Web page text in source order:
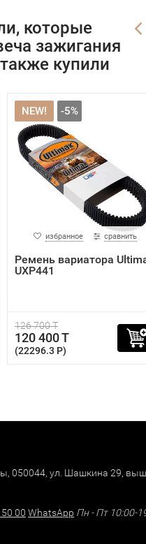
которые
зажигания
также купили
NEW! -5%
избранное сравнить
Ремень вариатора
UXP441
126 700 T
120 400 T
(22296.3 P)
050044, ул. Шашкина 29,
00 WhatsApp Пн - Пт 10:00-